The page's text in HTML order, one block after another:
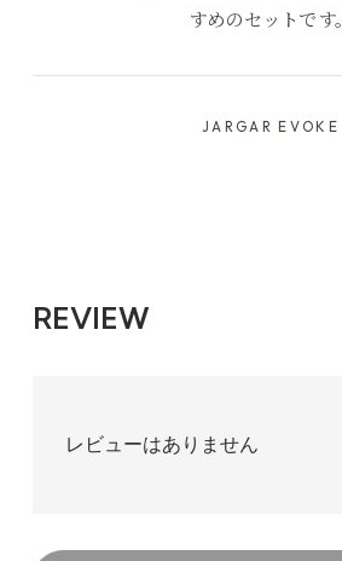
すめのセットです。
JARGAR EVOKE
REVIEW
レビューはありません